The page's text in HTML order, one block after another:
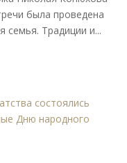
была проведена
семья. Традиции и...